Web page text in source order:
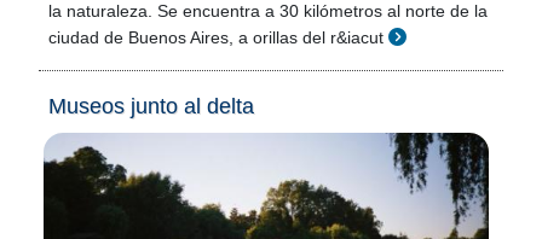
la naturaleza. Se encuentra a 30 kilómetros al norte de la
ciudad de Buenos Aires, a orillas del r&iacut
Museos junto al delta